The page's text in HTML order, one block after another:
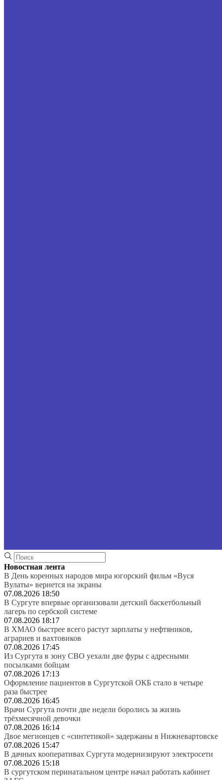
Новостная лента
В День коренных народов мира югорский фильм «Вуся
Вулаты» вернется на экраны
07.08.2026 18:50
В Сургуте впервые организовали детский баскетбольный
лагерь по сербской системе
07.08.2026 18:17
В ХМАО быстрее всего растут зарплаты у нефтяников,
аграриев и вахтовиков
07.08.2026 17:45
Из Сургута в зону СВО уехали две фуры с адресными
посылками бойцам
07.08.2026 17:13
Оформление пациентов в Сургутской ОКБ стало в четыре
раза быстрее
07.08.2026 16:45
Врачи Сургута почти две недели боролись за жизнь
трёхмесячной девочки
07.08.2026 16:14
Двое мегионцев с «синтетикой» задержаны в Нижневартовске
07.08.2026 15:47
В дачных кооперативах Сургута модернизируют электросети
07.08.2026 15:18
В сургутском перинатальном центре начал работать кабинет